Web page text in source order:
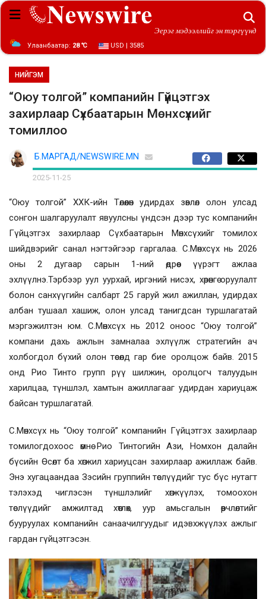
Эерэг мэдээллийг эн тэргүүнд
Улаанбаатар: 28 ℃ USD | 3585
НИЙГЭМ
“Оюу толгой” компанийн Гүйцэтгэх
захирлаар Сүхбаатарын Мөнхсүхийг
томиллоо
Б.МАРГАД/NEWSWIRE.MN
2025-11-25
“Оюу толгой” ХХК-ийн Төлөөлөн удирдах зөвлөл олон улсад
сонгон шалгаруулалт явуулсны үндсэн дээр тус компанийн
Гүйцэтгэх захирлаар Сүхбаатарын Мөнхсүхийг томилох
шийдвэрийг санал нэгтэйгээр гаргалаа. С.Мөнхсүх нь 2026
оны 2 дугаар сарын 1-ний өдрөөс үүрэгт ажлаа
эхлүүлнэ.Тэрбээр уул уурхай, иргэний нисэх, хөрөнгө оруулалт
болон санхүүгийн салбарт 25 гаруй жил ажиллан, удирдах
албан тушаал хашиж, олон улсад танигдсан туршлагатай
мэргэжилтэн юм. С.Мөнхсүх нь 2012 оноос “Оюу толгой”
компани дахь ажлын замналаа эхлүүлж стратегийн ач
холбогдол бүхий олон төсөлд гар бие оролцож байв. 2015
онд Рио Тинто групп рүү шилжин, оролцогч талуудын
харилцаа, түншлэл, хамтын ажиллагааг удирдан хариуцаж
байсан туршлагатай.
С.Мөнхсүх нь “Оюу толгой” компанийн Гүйцэтгэх захирлаар
томилогдохоос өмнө Рио Тинтогийн Ази, Номхон далайн
бүсийн Өсөлт ба хөгжил хариуцсан захирлаар ажиллаж байв.
Энэ хугацаандаа Зэсийн группийн төслүүдийг тус бүс нутагт
тэлэхэд чиглэсэн түншлэлийг хөгжүүлэх, томоохон
төслүүдийг амжилтад хөтлөх, уур амьсгалын өөрчлөлтийг
бууруулах компанийн санаачилгуудыг идэвхжүүлэх ажлыг
гардан гүйцэтгэсэн.